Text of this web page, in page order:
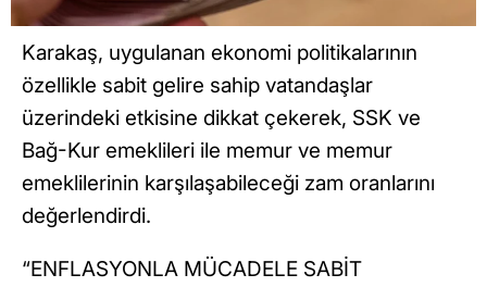
Karakaş, uygulanan ekonomi politikalarının
özellikle sabit gelire sahip vatandaşlar
üzerindeki etkisine dikkat çekerek, SSK ve
Bağ-Kur emeklileri ile memur ve memur
emeklilerinin karşılaşabileceği zam oranlarını
değerlendirdi.
“ENFLASYONLA MÜCADELE SABİT